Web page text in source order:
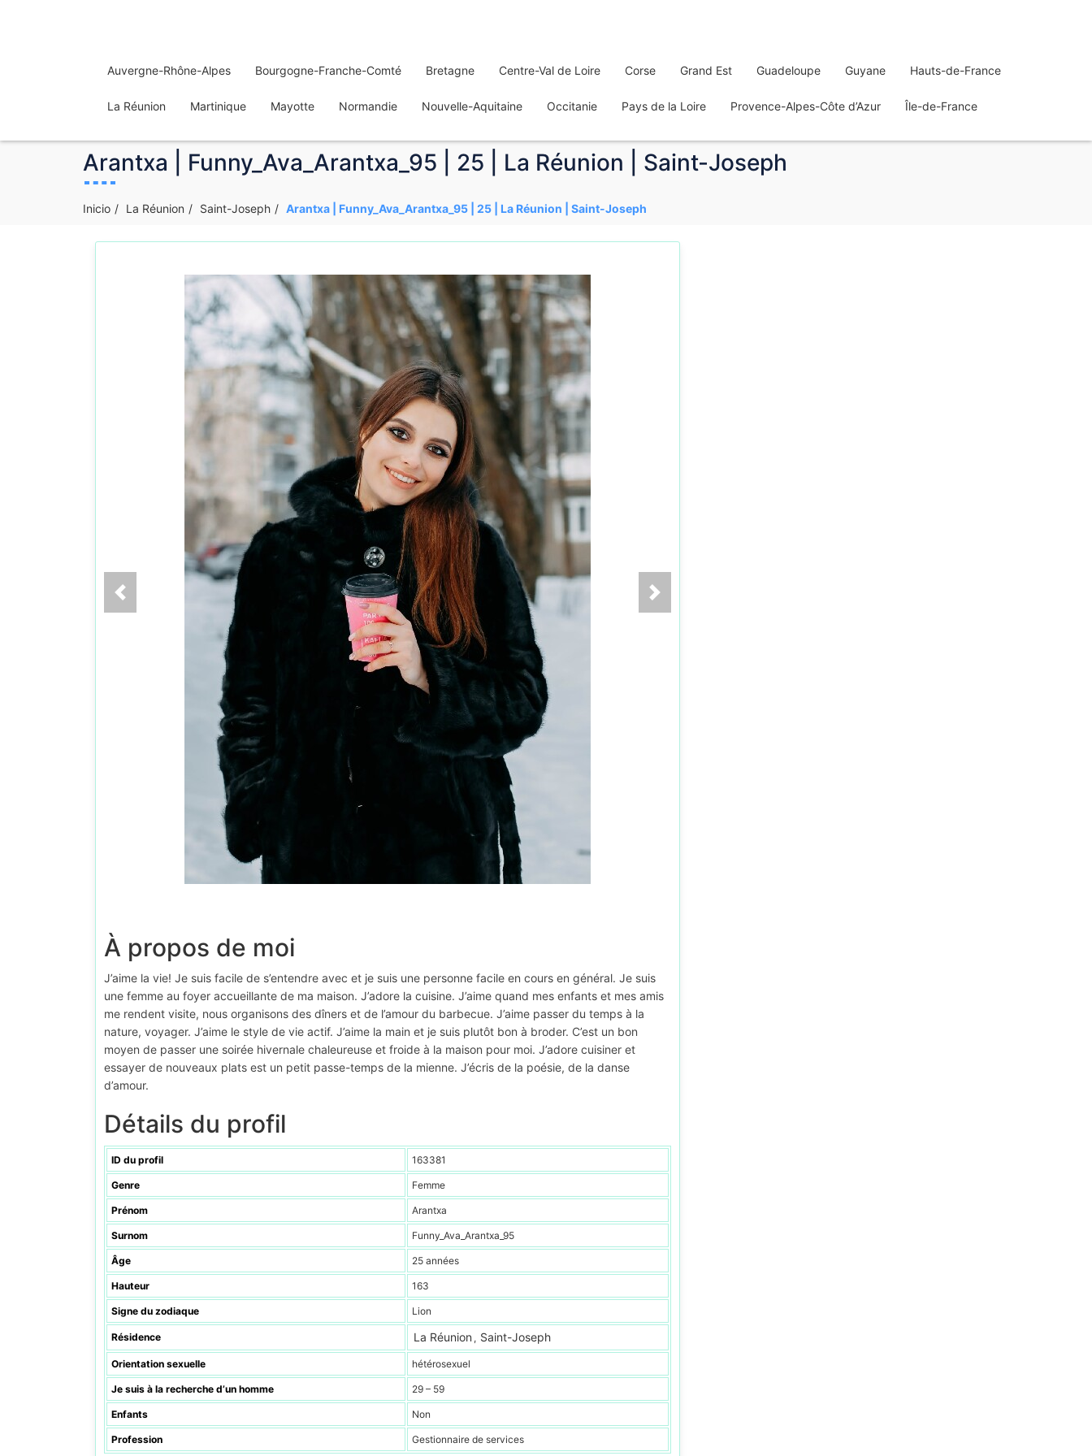
Auvergne-Rhône-Alpes Bourgogne-Franche-Comté Bretagne Centre-Val de Loire Corse Grand Est Guadeloupe Guyane Hauts-de-France
La Réunion Martinique Mayotte Normandie Nouvelle-Aquitaine Occitanie Pays de la Loire Provence-Alpes-Côte d’Azur Île-de-France
Arantxa | Funny_Ava_Arantxa_95 | 25 | La Réunion | Saint-Joseph
Inicio La Réunion Saint-Joseph Arantxa | Funny_Ava_Arantxa_95 | 25 | La Réunion | Saint-Joseph
À propos de moi
J’aime la vie! Je suis facile de s’entendre avec et je suis une personne facile en cours en général. Je suis
une femme au foyer accueillante de ma maison. J’adore la cuisine. J’aime quand mes enfants et mes amis
me rendent visite, nous organisons des dîners et de l’amour du barbecue. J’aime passer du temps à la
nature, voyager. J’aime le style de vie actif. J’aime la main et je suis plutôt bon à broder. C’est un bon
moyen de passer une soirée hivernale chaleureuse et froide à la maison pour moi. J’adore cuisiner et
essayer de nouveaux plats est un petit passe-temps de la mienne. J’écris de la poésie, de la danse
d’amour.
Détails du profil
ID du profil 163381
Genre Femme
Prénom Arantxa
Surnom Funny_Ava_Arantxa_95
Âge 25 années
Hauteur 163
Signe du zodiaque Lion
Résidence La Réunion , Saint-Joseph
Orientation sexuelle hétérosexuel
Je suis à la recherche d’un homme 29 – 59
Enfants Non
Profession Gestionnaire de services